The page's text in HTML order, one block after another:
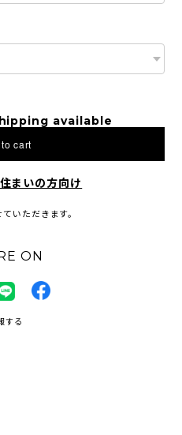
available
cart
まいの方向け
いただきます。
ON
する